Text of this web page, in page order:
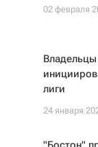
02 февраля
лиги
24 января